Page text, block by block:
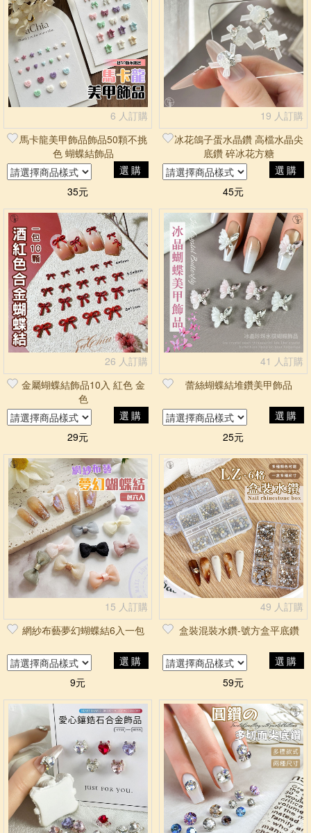
6 人訂購
馬卡龍美甲飾品飾品50顆不挑
色 蝴蝶結飾品
選購
35元
19 人訂購
冰花鴿子蛋水晶鑽 高檔水晶尖
底鑽 碎冰花方糖
選購
45元
26 人訂購
金屬蝴蝶結飾品10入 紅色 金
色
選購
29元
41 人訂購
蕾絲蝴蝶結堆鑽美甲飾品
選購
25元
15 人訂購
網紗布藝夢幻蝴蝶結6入一包
選購
9元
49 人訂購
盒裝混裝水鑽-號方盒平底鑽
選購
59元